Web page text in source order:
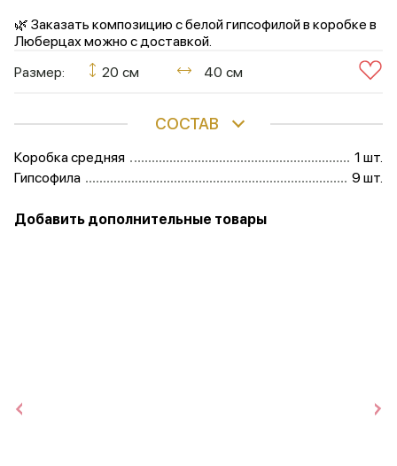
🌿 Заказать композицию с белой гипсофилой в коробке в
Люберцах можно с доставкой.
Размер:
20 см 40 см
СОСТАВ
Коробка средняя
1 шт.
Гипсофила
9 шт.
Добавить дополнительные товары